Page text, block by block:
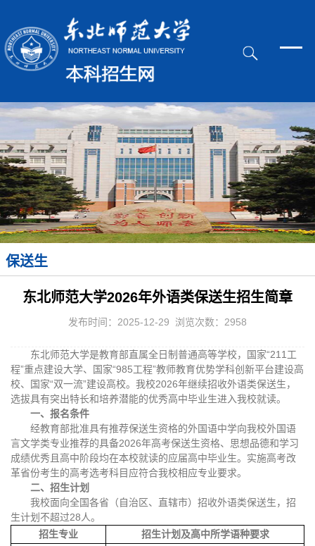
保送生
东北师范大学2026年外语类保送生招生简章
发布时间：2025-12-29 浏览次数： 2958
东北师范大学是教育部直属全日制普通高等学校，国家“211工
程”重点建设大学、国家“985工程”教师教育优势学科创新平台建设高
校、国家“双一流”建设高校。我校2026年继续招收外语类保送生，
选拔具有突出特长和培养潜能的优秀高中毕业生进入我校就读。
一、报名条件
经教育部批准具有推荐保送生资格的外国语中学向我校外国语
言文学类专业推荐的具备2026年高考保送生资格、思想品德和学习
成绩优秀且高中阶段均在本校就读的应届高中毕业生。实施高考改
革省份考生的高考选考科目应符合我校相应专业要求。
二、招生计划
我校面向全国各省（自治区、直辖市）招收外语类保送生，招
生计划不超过28人。
招生专业
招生计划及高中所学语种要求